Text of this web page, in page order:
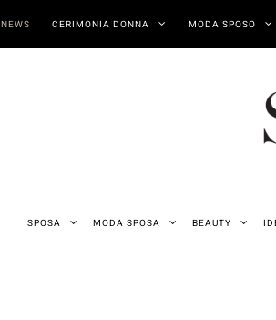
NEWS CERIMONIA DONNA MODA SPOSO
SPOSA MODA SPOSA BEAUTY